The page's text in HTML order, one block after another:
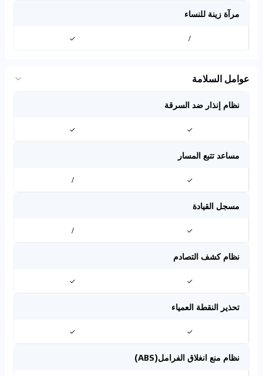
مرآة زينة للنساء
/
✓
عوامل السلامة
نظام إنذار ضد السرقة
✓
✓
مساعد تتبع المسار
✓
/
مسجل القيادة
✓
/
نظام كشف التصادم
✓
✓
تحذير النقطة العمياء
✓
✓
نظام منع انغلاق الفرامل(ABS)